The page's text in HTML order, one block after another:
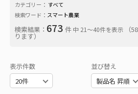
カテゴリー： すべて
検索ワード： スマート農業
検索結果： 673 件 中 21〜40件を表示 （
ります）
表示件数 並び替え